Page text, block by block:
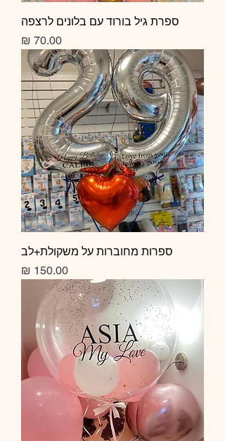
ספרת גיל בורוד עם בלונים לרצפה
מחיר
ספרות מחוברות על משקולת+לב
מחיר